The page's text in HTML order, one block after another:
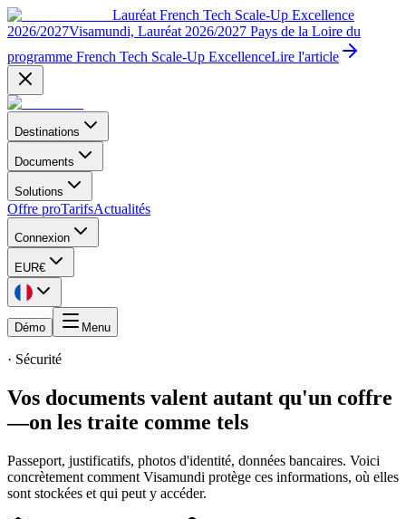
Lauréat French Tech Scale-Up Excellence
2026/2027Visamundi, Lauréat 2026/2027 Pays de la Loire du
programme French Tech Scale-Up ExcellenceLire l'article
Destinations
Documents
Solutions
Offre proTarifsActualités
Connexion
EUR€
Démo Menu
· Sécurité
Vos documents valent autant qu'un coffre
—on les traite comme tels
Passeport, justificatifs, photos d'identité, données bancaires. Voici
concrètement comment Visamundi protège ces informations, où elles
sont stockées et qui peut y accéder.